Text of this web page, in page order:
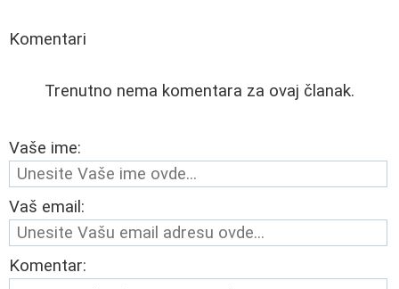
Komentari
Trenutno nema komentara za ovaj članak.
Vaše ime:
Vaš email:
Komentar: